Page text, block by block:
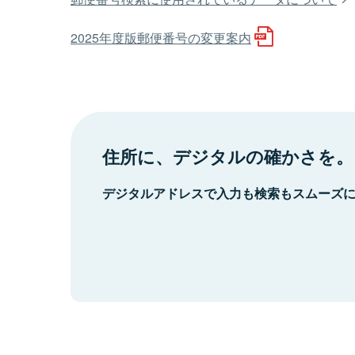
2025年度版郵便番号の変更案内
住所に、デジタルの確かさを。
デジタルアドレスで入力も検索もスムーズ